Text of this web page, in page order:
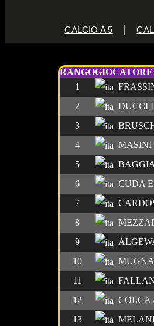
CALCIO A 5
RANGOGIOCATORE
1
2
DUCCI
3
4
MASINI
5
6
CUDA
7
8
9
10
11
12
COLCA
13